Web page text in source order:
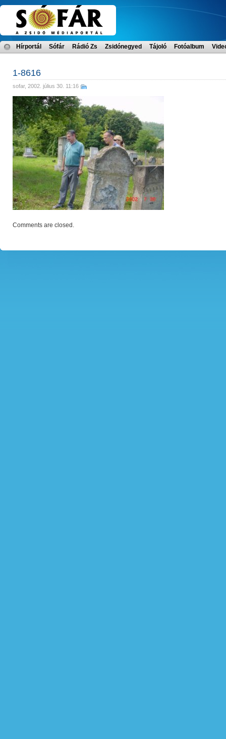
Hírportál Sófár Rádió Zs Zsidónegyed Tájoló Fotóalbum
1-8616
sofar, 2002. július 30. 11:16
Comments are closed.